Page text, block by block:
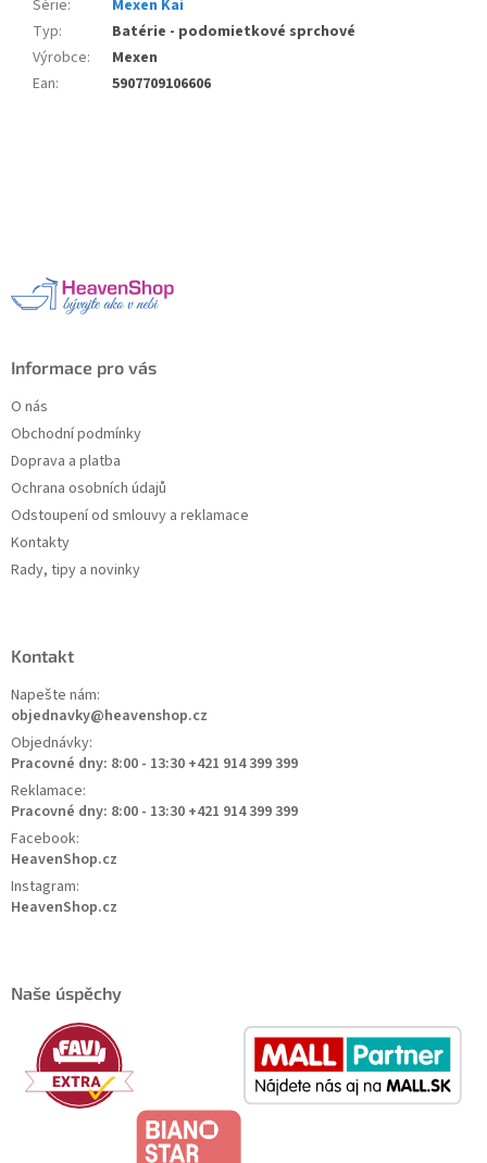
Série:
Mexen Kai
Typ:
Batérie - podomietkové sprchové
Výrobce:
Mexen
Ean: 5907709106606
Informace pro vás
O nás
Obchodní podmínky
Doprava a platba
Ochrana osobních údajů
Odstoupení od smlouvy a reklamace
Kontakty
Rady, tipy a novinky
Kontakt
Napešte nám:
objednavky@heavenshop.cz
Objednávky:
Pracovné dny: 8:00 - 13:30 +421 914 399 399
Reklamace:
Pracovné dny: 8:00 - 13:30 +421 914 399 399
Facebook:
HeavenShop.cz
Instagram:
HeavenShop.cz
Naše úspěchy